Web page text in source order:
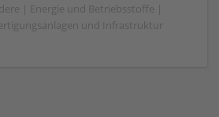
| Energie und Betriebsstoffe |
und Infrastruktur